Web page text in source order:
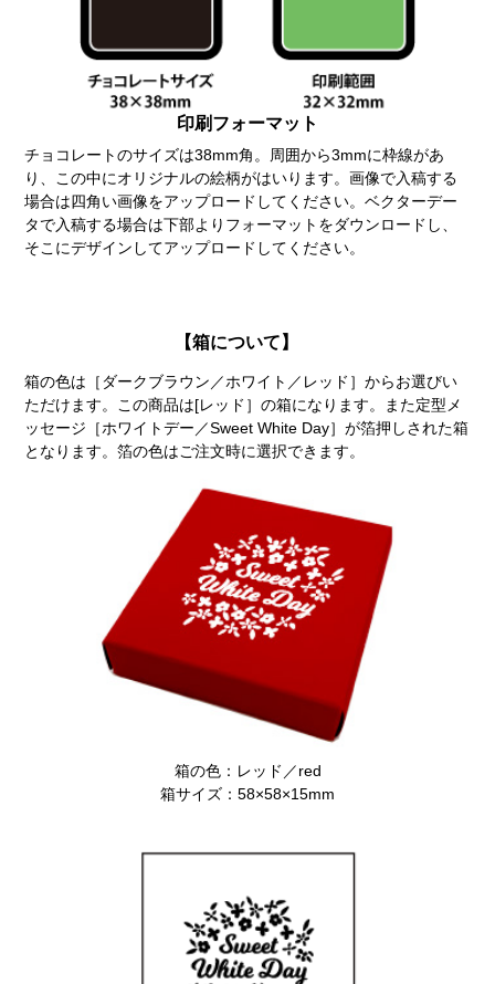
印刷フォーマット
チョコレートのサイズは38mm角。周囲から3mmに枠線があ
り、この中にオリジナルの絵柄がはいります。画像で入稿する
場合は四角い画像をアップロードしてください。ベクターデー
タで入稿する場合は下部よりフォーマットをダウンロードし、
そこにデザインしてアップロードしてください。
【箱について】
箱の色は［ダークブラウン／ホワイト／レッド］からお選びい
ただけます。この商品は[レッド］の箱になります。また定型メ
ッセージ［ホワイトデー／Sweet White Day］が箔押しされた箱
となります。箔の色はご注文時に選択できます。
箱の色：レッド／red
箱サイズ：58×58×15mm